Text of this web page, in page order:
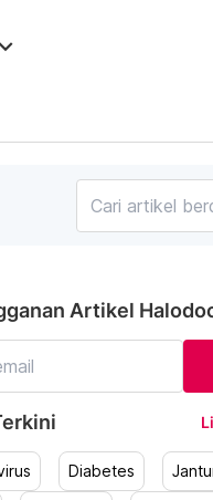
Artikel
Diabetes